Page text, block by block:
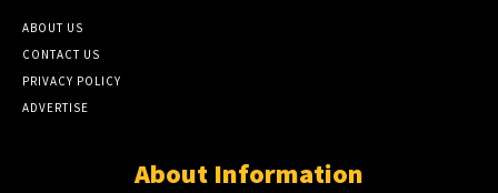
ABOUT US
CONTACT US
PRIVACY POLICY
ADVERTISE
About Information